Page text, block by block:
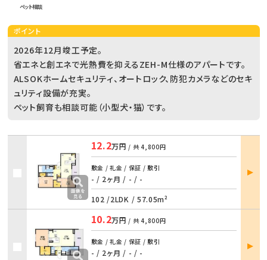
ペット相談
ポイント
2026年12月竣工予定。
省エネと創エネで光熱費を抑えるZEH-M仕様のアパートです。
ALSOKホームセキュリティ、オートロック、防犯カメラなどのセキ
ュリティ設備が充実。
ペット飼育も相談可能（小型犬・猫）です。
12.2万円 / 共4,800円
敷金 / 礼金 / 保証 / 敷引
- / 2ヶ月 / - / -
102 /2LDK / 57.05m²
部屋
詳細
10.2万円 / 共4,800円
敷金 / 礼金 / 保証 / 敷引
- / 2ヶ月 / - / -
部屋
詳細